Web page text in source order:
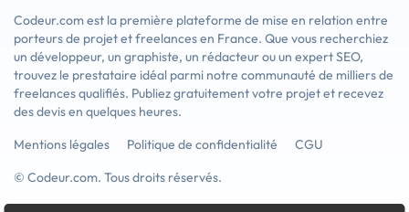
Codeur.com est la première plateforme de mise en relation entre
porteurs de projet et freelances en France. Que vous recherchiez
un développeur, un graphiste, un rédacteur ou un expert SEO,
trouvez le prestataire idéal parmi notre communauté de milliers de
freelances qualifiés. Publiez gratuitement votre projet et recevez
des devis en quelques heures.
Mentions légales
Politique de confidentialité
CGU
© Codeur.com. Tous droits réservés.